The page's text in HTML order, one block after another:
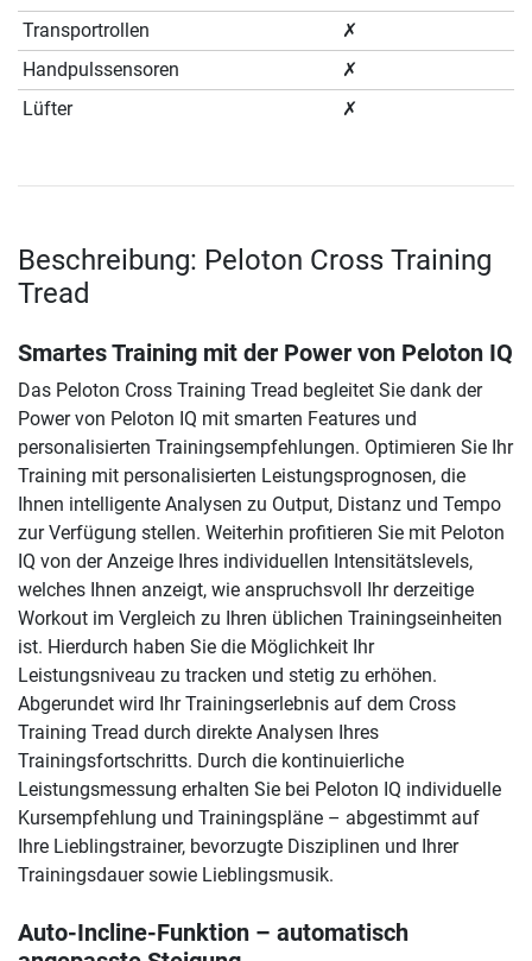
Transportrollen
✗
Handpulssensoren
✗
Lüfter
✗
Beschreibung: Peloton Cross Training
Tread
Smartes Training mit der Power von Peloton IQ
Das Peloton Cross Training Tread begleitet Sie dank der
Power von Peloton IQ mit smarten Features und
personalisierten Trainingsempfehlungen. Optimieren Sie Ihr
Training mit personalisierten Leistungsprognosen, die
Ihnen intelligente Analysen zu Output, Distanz und Tempo
zur Verfügung stellen. Weiterhin profitieren Sie mit Peloton
IQ von der Anzeige Ihres individuellen Intensitätslevels,
welches Ihnen anzeigt, wie anspruchsvoll Ihr derzeitige
Workout im Vergleich zu Ihren üblichen Trainingseinheiten
ist. Hierdurch haben Sie die Möglichkeit Ihr
Leistungsniveau zu tracken und stetig zu erhöhen.
Abgerundet wird Ihr Trainingserlebnis auf dem Cross
Training Tread durch direkte Analysen Ihres
Trainingsfortschritts. Durch die kontinuierliche
Leistungsmessung erhalten Sie bei Peloton IQ individuelle
Kursempfehlung und Trainingspläne – abgestimmt auf
Ihre Lieblingstrainer, bevorzugte Disziplinen und Ihrer
Trainingsdauer sowie Lieblingsmusik.
Auto-Incline-Funktion – automatisch